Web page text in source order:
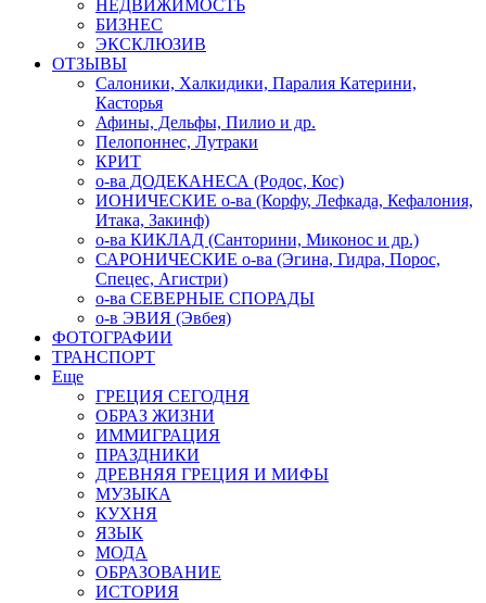
НЕДВИЖИМОСТЬ
БИЗНЕС
ЭКСКЛЮЗИВ
ОТЗЫВЫ
Салоники, Халкидики, Паралия Катерини,
Касторья
Афины, Дельфы, Пилио и др.
Пелопоннес, Лутраки
КРИТ
о-ва ДОДЕКАНЕСА (Родос, Кос)
ИОНИЧЕСКИЕ о-ва (Корфу, Лефкада, Кефалония,
Итака, Закинф)
о-ва КИКЛАД (Санторини, Миконос и др.)
САРОНИЧЕСКИЕ о-ва (Эгина, Гидра, Порос,
Спецес, Агистри)
о-ва СЕВЕРНЫЕ СПОРАДЫ
о-в ЭВИЯ (Эвбея)
ФОТОГРАФИИ
ТРАНСПОРТ
Еще
ГРЕЦИЯ СЕГОДНЯ
ОБРАЗ ЖИЗНИ
ИММИГРАЦИЯ
ПРАЗДНИКИ
ДРЕВНЯЯ ГРЕЦИЯ И МИФЫ
МУЗЫКА
КУХНЯ
ЯЗЫК
МОДА
ОБРАЗОВАНИЕ
ИСТОРИЯ